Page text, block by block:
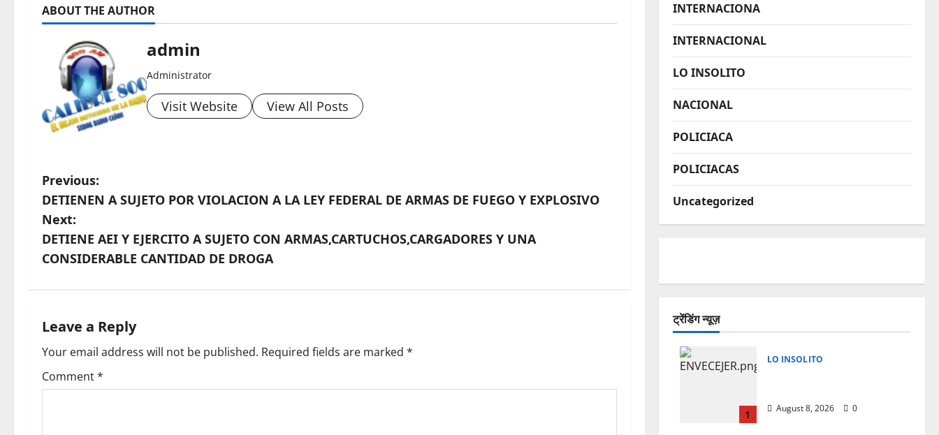
ABOUT THE AUTHOR
admin
Administrator
Visit Website View All Posts
P
o
s
t
a
v
i
Previous:
DETIENEN A SUJETO POR VIOLACION A LA LEY FEDERAL DE ARMAS DE FUEGO Y EXPLOSIVO
Next:
DETIENE AEI Y EJERCITO A SUJETO CON ARMAS,CARTUCHOS,CARGADORES Y UNA
CONSIDERABLE CANTIDAD DE DROGA
Leave a Reply
Your email address will not be published. Required fields are marked *
Comment*
INTERNACIONA
INTERNACIONAL
LO INSOLITO
NACIONAL
POLICIACA
POLICIACAS
Uncategorized
ट्रेंडिंग न्यूज़
1
LO INSOLITO
August 8, 2026 0